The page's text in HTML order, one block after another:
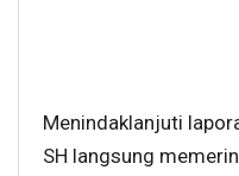
Menindaklanjuti
SH langsung